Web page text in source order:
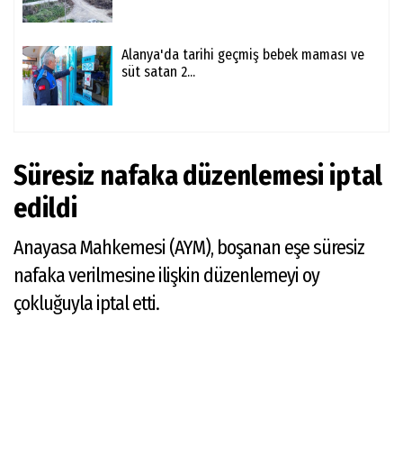
Alanya'da tarihi geçmiş bebek maması ve
süt satan 2...
Süresiz nafaka düzenlemesi iptal
edildi
Anayasa Mahkemesi (AYM), boşanan eşe süresiz
nafaka verilmesine ilişkin düzenlemeyi oy
çokluğuyla iptal etti.